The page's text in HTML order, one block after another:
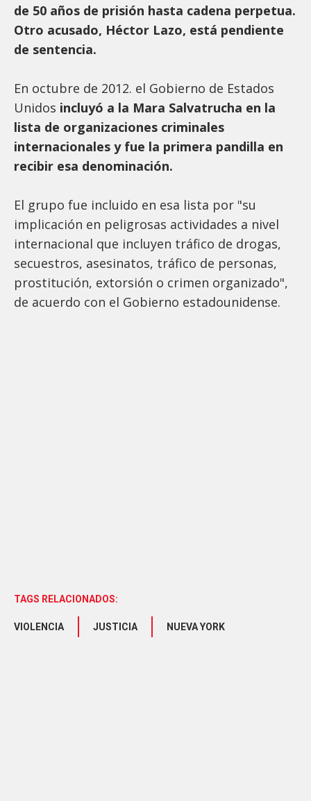
de 50 años de prisión hasta cadena perpetua.
Otro acusado, Héctor Lazo, está pendiente
de sentencia.
En octubre de 2012. el Gobierno de Estados
Unidos incluyó a la Mara Salvatrucha en la
lista de organizaciones criminales
internacionales y fue la primera pandilla en
recibir esa denominación.
El grupo fue incluido en esa lista por "su
implicación en peligrosas actividades a nivel
internacional que incluyen tráfico de drogas,
secuestros, asesinatos, tráfico de personas,
prostitución, extorsión o crimen organizado",
de acuerdo con el Gobierno estadounidense.
TAGS RELACIONADOS:
VIOLENCIA JUSTICIA NUEVA YORK